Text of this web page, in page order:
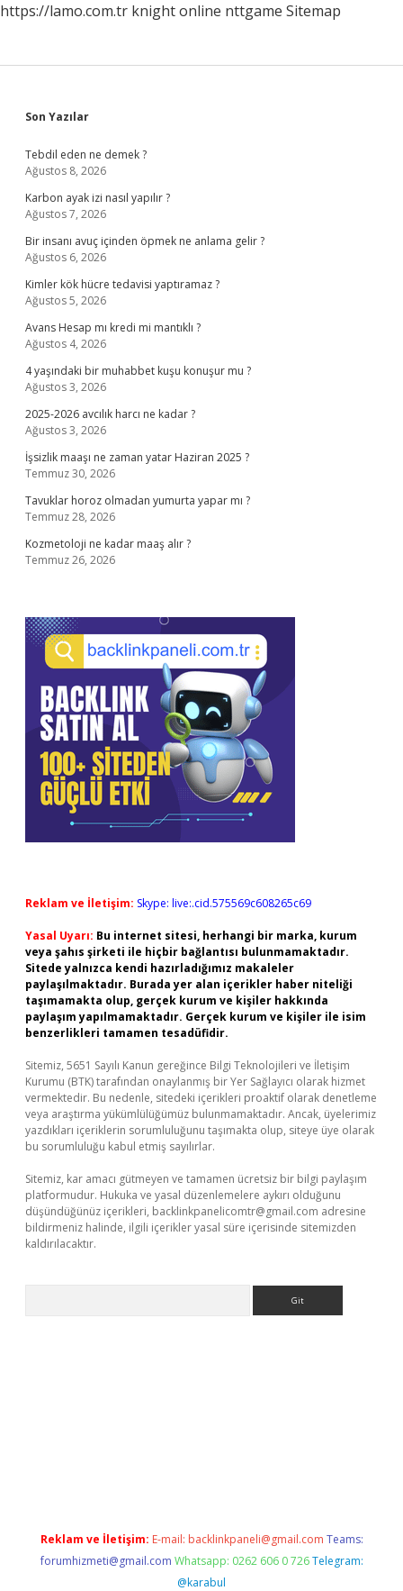
https://lamo.com.tr knight online nttgame Sitemap
Sidebar
Son Yazılar
Tebdil eden ne demek ?
Ağustos 8, 2026
Karbon ayak izi nasıl yapılır ?
Ağustos 7, 2026
Bir insanı avuç içinden öpmek ne anlama gelir ?
Ağustos 6, 2026
Kimler kök hücre tedavisi yaptıramaz ?
Ağustos 5, 2026
Avans Hesap mı kredi mi mantıklı ?
Ağustos 4, 2026
4 yaşındaki bir muhabbet kuşu konuşur mu ?
Ağustos 3, 2026
2025-2026 avcılık harcı ne kadar ?
Ağustos 3, 2026
İşsizlik maaşı ne zaman yatar Haziran 2025 ?
Temmuz 30, 2026
Tavuklar horoz olmadan yumurta yapar mı ?
Temmuz 28, 2026
Kozmetoloji ne kadar maaş alır ?
Temmuz 26, 2026
Reklam ve İletişim: Skype: live:.cid.575569c608265c69
Yasal Uyarı: Bu internet sitesi, herhangi bir marka, kurum
veya şahıs şirketi ile hiçbir bağlantısı bulunmamaktadır.
Sitede yalnızca kendi hazırladığımız makaleler
paylaşılmaktadır. Burada yer alan içerikler haber niteliği
taşımamakta olup, gerçek kurum ve kişiler hakkında
paylaşım yapılmamaktadır. Gerçek kurum ve kişiler ile isim
benzerlikleri tamamen tesadüfidir.
Sitemiz, 5651 Sayılı Kanun gereğince Bilgi Teknolojileri ve İletişim
Kurumu (BTK) tarafından onaylanmış bir Yer Sağlayıcı olarak hizmet
vermektedir. Bu nedenle, sitedeki içerikleri proaktif olarak denetleme
veya araştırma yükümlülüğümüz bulunmamaktadır. Ancak, üyelerimiz
yazdıkları içeriklerin sorumluluğunu taşımakta olup, siteye üye olarak
bu sorumluluğu kabul etmiş sayılırlar.
Sitemiz, kar amacı gütmeyen ve tamamen ücretsiz bir bilgi paylaşım
platformudur. Hukuka ve yasal düzenlemelere aykırı olduğunu
düşündüğünüz içerikleri, backlinkpanelicomtr@gmail.com adresine
bildirmeniz halinde, ilgili içerikler yasal süre içerisinde sitemizden
kaldırılacaktır.
Reklam ve İletişim: E-mail: backlinkpaneli@gmail.com Teams:
forumhizmeti@gmail.com Whatsapp: 0262 606 0 726 Telegram:
@karabul